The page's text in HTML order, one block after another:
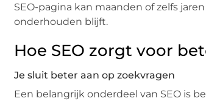
SEO-pagina kan maanden of zelfs
onderhouden blijft.
Hoe SEO zorgt voor
Je sluit beter aan op zoekvragen
Een belangrijk onderdeel van SEO is